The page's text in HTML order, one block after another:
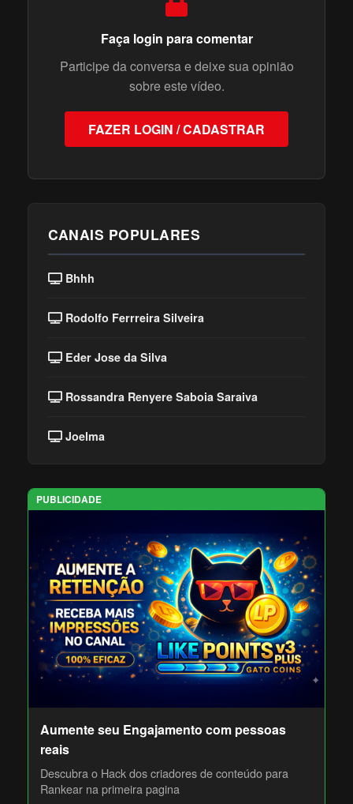
Faça login para comentar
Participe da conversa e deixe sua opinião
sobre este vídeo.
FAZER LOGIN / CADASTRAR
CANAIS POPULARES
Bhhh
Rodolfo Ferrreira Silveira
Eder Jose da Silva
Rossandra Renyere Saboia Saraiva
Joelma
PUBLICIDADE
Aumente seu Engajamento com pessoas
reais
Descubra o Hack dos criadores de conteúdo para
Rankear na primeira pagina